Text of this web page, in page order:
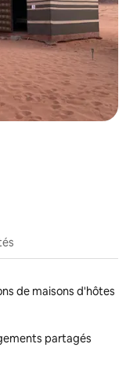
de maisons d'hôtes
partagés